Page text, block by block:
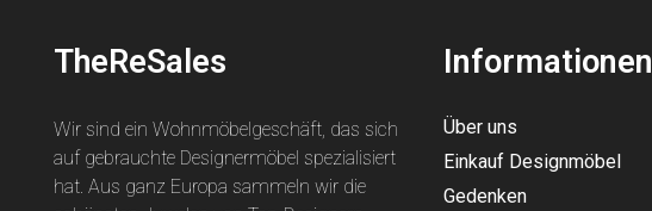
TheReSales
Wir sind ein Wohnmöbelgeschäft, das sich
auf gebrauchte Designermöbel spezialisiert
hat. Aus ganz Europa sammeln wir die
Informationen
Über uns
Einkauf Designmöbel
Gedenken